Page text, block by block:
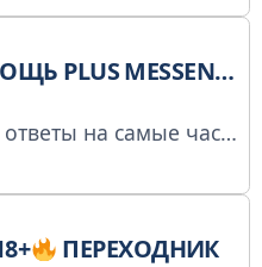
MESSENGER
Здесь собраны ответы на самые часто задаваемые вопросы по Plus Messenger
ПЕРЕХОДНИК